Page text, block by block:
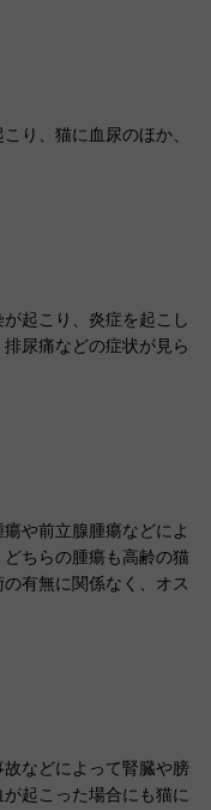
り、猫に血尿のほか、
起こり、炎症を起こし
尿痛などの症状が見ら
や前立腺腫瘍などによ
ちらの腫瘍も高齢の猫
有無に関係なく、オス
などによって腎臓や膀
起こった場合にも猫に